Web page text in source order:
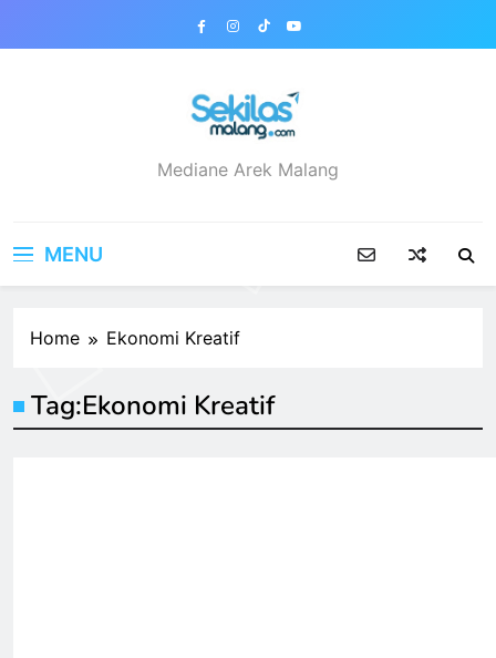
sekilasmalang.com
Mediane Arek Malang
MENU
Home Ekonomi Kreatif
Tag:Ekonomi Kreatif